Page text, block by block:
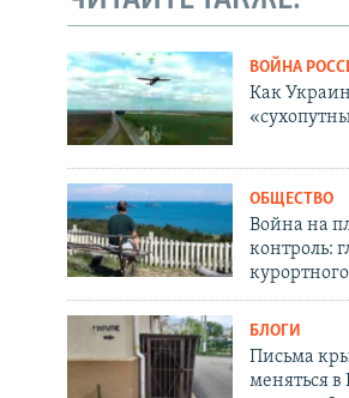
ВОЙНА
Как
ОБЩЕСТВО
Война на
контроль:
БЛОГИ
Письма
меняться